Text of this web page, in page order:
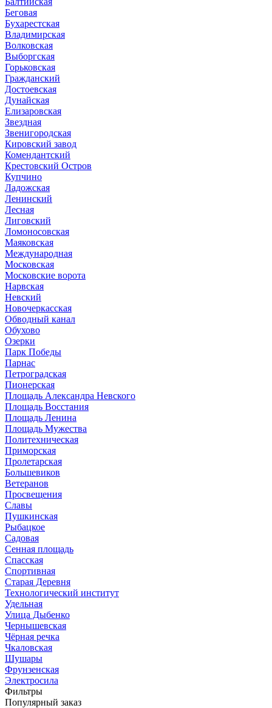
Беговая
Бухарестская
Владимирская
Волковская
Выборгская
Горьковская
Гражданский
Достоевская
Дунайская
Елизаровская
Звездная
Звенигородская
Кировский завод
Комендантский
Крестовский Остров
Купчино
Ладожская
Ленинский
Лесная
Лиговский
Ломоносовская
Маяковская
Международная
Московская
Московские ворота
Нарвская
Невский
Новочеркасская
Обводный канал
Обухово
Озерки
Парк Победы
Парнас
Петроградская
Пионерская
Площадь Александра Невского
Площадь Восстания
Площадь Ленина
Площадь Мужества
Политехническая
Приморская
Пролетарская
Большевиков
Ветеранов
Просвещения
Славы
Пушкинская
Рыбацкое
Садовая
Сенная площадь
Спасская
Спортивная
Старая Деревня
Технологический институт
Удельная
Улица Дыбенко
Чернышевская
Чёрная речка
Чкаловская
Шушары
Фрунзенская
Электросила
Фильтры
Популярный заказ